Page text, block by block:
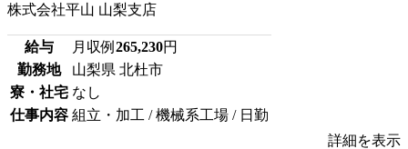
株式会社平山 山梨支店
給与 月収例 265,230円
勤務地
山梨県 北杜市
寮・社宅 なし
仕事内容 組立・加工 / 機械系工場 / 日勤
詳細を表示